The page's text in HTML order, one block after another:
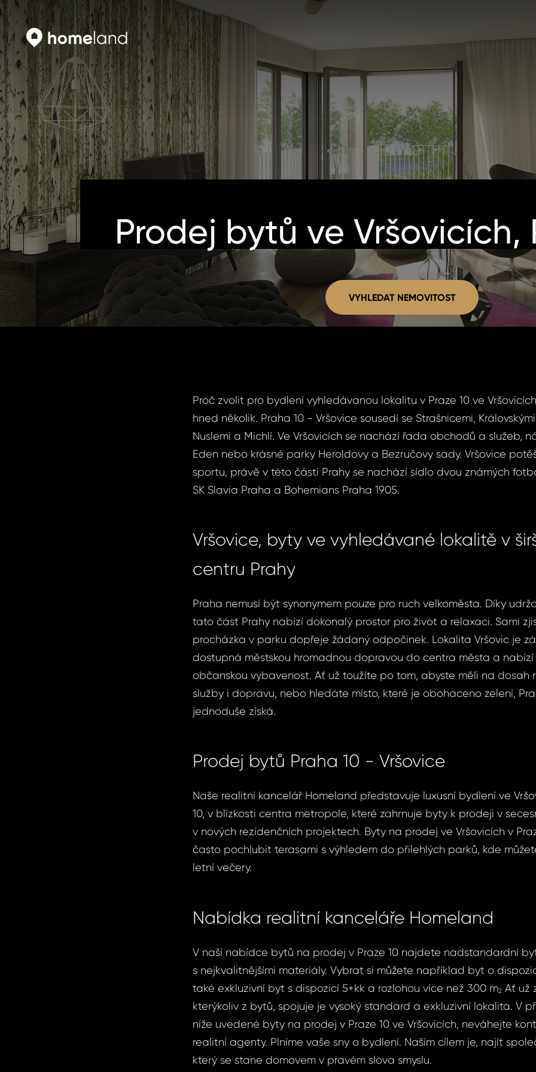
Prodej bytů ve Vršovicích,
VYHLEDAT NEMOVITOST
VYHLEDAT NEMOVITOST
Proč zvolit pro bydlení vyhledávanou lokalitu v Praze 10 ve
hned několik. Praha 10 - Vršovice sousedí se Strašnicemi,
Nuslemi a Michlí. Ve Vršovicích se nachází řada obchodů a služeb,
Eden nebo krásné parky Heroldovy a Bezručovy sady. Vršovice
sportu, právě v této části Prahy se nachází sídlo dvou známých
SK Slavia Praha a Bohemians Praha 1905.
Vršovice, byty ve vyhledávané lokalitě v
centru Prahy
Praha nemusí být synonymem pouze pro ruch velkoměsta. Díky
tato část Prahy nabízí dokonalý prostor pro život a relaxaci. Sami
procházka v parku dopřeje žádaný odpočinek. Lokalita Vršovic je
dostupná městskou hromadnou dopravou do centra města a nabízí
občanskou vybavenost. Ať už toužíte po tom, abyste měli na dosah
služby i dopravu, nebo hledáte místo, které je obohaceno zelení,
jednoduše získá.
Prodej bytů Praha 10 - Vršovice
Naše realitní kancelář Homeland představuje luxusní bydlení ve
10, v blízkosti centra metropole, které zahrnuje byty k prodeji v
v nových rezidenčních projektech. Byty na prodej ve Vršovicích v
často pochlubit terasami s výhledem do přilehlých parků, kde
letní večery.
Nabídka realitní kanceláře Homeland
V naší nabídce bytů na prodej v Praze 10 najdete nadstandardní
s nejkvalitnějšími materiály. Vybrat si můžete například byt o
také exkluzivní byt s dispozicí 5+kk a rozlohou více než 300 m2. Ať už
kterýkoliv z bytů, spojuje je vysoký standard a exkluzivní lokalita. V
níže uvedené byty na prodej v Praze 10 ve Vršovicích, neváhejte
realitní agenty. Plníme vaše sny o bydlení. Naším cílem je, najít
který se stane domovem v pravém slova smyslu.
Vyhledat
Vyhledat